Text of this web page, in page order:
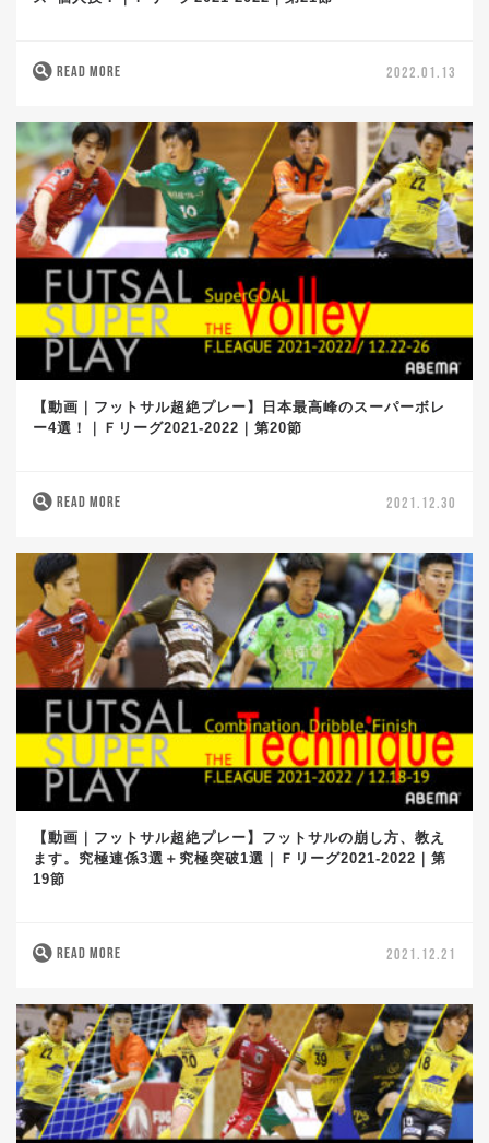
READ MORE 2022.01.13
【動画｜フットサル超絶プレー】日本最高峰のスーパーボレ
ー4選！｜Ｆリーグ2021-2022｜第20節
READ MORE 2021.12.30
【動画｜フットサル超絶プレー】フットサルの崩し方、教え
ます。究極連係3選＋究極突破1選｜Ｆリーグ2021-2022｜第
19節
READ MORE 2021.12.21